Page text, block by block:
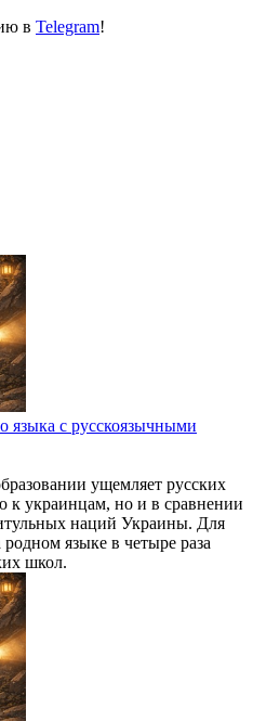
в Telegram!
языка с русскоязычными
ущемляет русских
к украинцам, но и в сравнении
наций Украины. Для
языке в четыре раза
школ.